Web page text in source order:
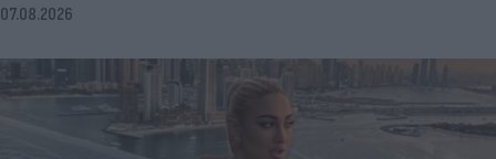
07.08.2026